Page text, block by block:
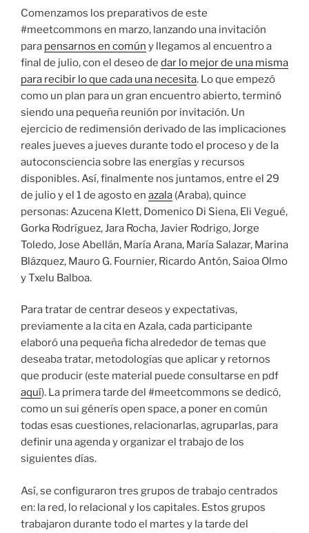
Comenzamos los preparativos de este
#meetcommons en marzo, lanzando una invitación
para pensarnos en común y llegamos al encuentro a
final de julio, con el deseo de dar lo mejor de una misma
para recibir lo que cada una necesita. Lo que empezó
como un plan para un gran encuentro abierto, terminó
siendo una pequeña reunión por invitación. Un
ejercicio de redimensión derivado de las implicaciones
reales jueves a jueves durante todo el proceso y de la
autoconsciencia sobre las energías y recursos
disponibles. Así, finalmente nos juntamos, entre el 29
de julio y el 1 de agosto en azala (Araba), quince
personas: Azucena Klett, Domenico Di Siena, Eli Vegué,
Gorka Rodríguez, Jara Rocha, Javier Rodrigo, Jorge
Toledo, Jose Abellán, María Arana, María Salazar, Marina
Blázquez, Mauro G. Fournier, Ricardo Antón, Saioa Olmo
y Txelu Balboa.
Para tratar de centrar deseos y expectativas,
previamente a la cita en Azala, cada participante
elaboró una pequeña ficha alrededor de temas que
deseaba tratar, metodologías que aplicar y retornos
que producir (este material puede consultarse en pdf
aquí). La primera tarde del #meetcommons se dedicó,
como un sui génerís open space, a poner en común
todas esas cuestiones, relacionarlas, agruparlas, para
definir una agenda y organizar el trabajo de los
siguientes días.
Así, se configuraron tres grupos de trabajo centrados
en: la red, lo relacional y los capitales. Estos grupos
trabajaron durante todo el martes y la tarde del